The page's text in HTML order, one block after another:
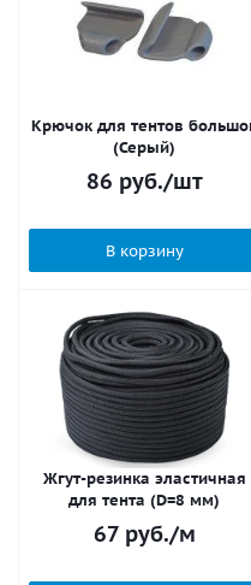
Крючок для тентов
(Серый)
86 руб./шт
В корзину
Жгут-резинка эластичная
для тента (D=8 мм)
67руб./м